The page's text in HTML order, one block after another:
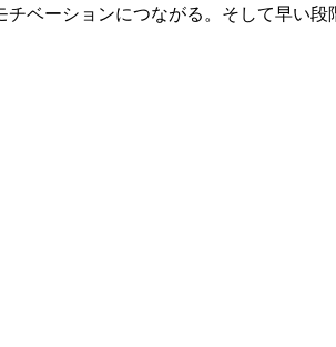
ベーションにつながる。そして早い